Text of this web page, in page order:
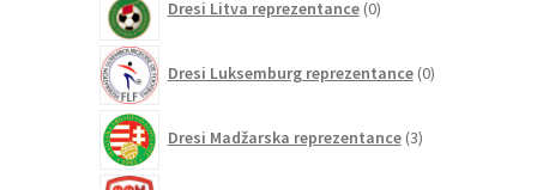
Dresi Litva reprezentance 0izdelkov
Dresi Luksemburg reprezentance 0izdelkov
Dresi Madžarska reprezentance 3izdelki